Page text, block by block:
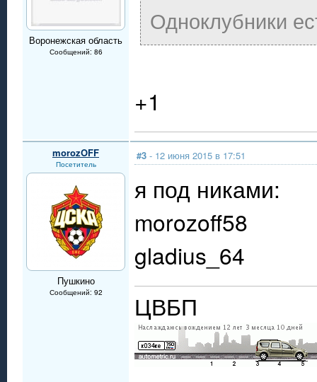
Воронежская область
Сообщений: 86
Одноклубники
+1
morozOFF
Посетитель
Пушкино
Сообщений: 92
#3 - 12 июня 2015 в 17:51
я под никами:
morozoff58
gladius_64
ЦВБП